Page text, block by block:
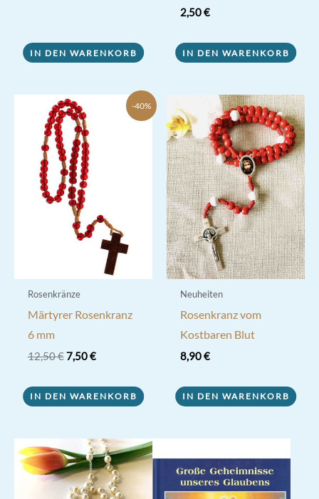
IN DEN WARENKORB
2,50€
IN DEN WARENKORB
-40%
Rosenkränze
Märtyrer Rosenkranz
6 mm
12,50€ Ursprünglicher
12,50 €
7,50€Aktueller
7,50 €.
IN DEN WARENKORB
Neuheiten
Rosenkranz vom
Kostbaren Blut
8,90€
IN DEN WARENKORB